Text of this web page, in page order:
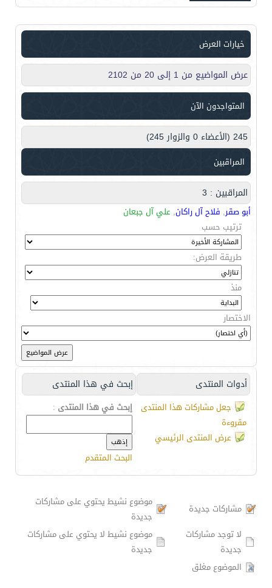
خيارات العرض
عرض المواضيع من 1 إلى 20 من 2102
المتواجدون الآن
245 (الأعضاء 0 والزوار 245)
المراقبين
المراقبين : 3
أبو صقر, فلاح آل راكان, علي آل جبعان
ترتيب حسب
طريقة العرض:
منذ
الاختصار
أدوات المنتدى إبحث في هذا المنتدى
جعل مشاركات هذا المنتدى
مقروءة
عرض المنتدى الرئيسي
إبحث في هذا المنتدى :
البحث المتقدم
مشاركات جديدة
موضوع نشيط يحتوي على مشاركات
جديدة
لا توجد مشاركات
جديدة
موضوع نشيط لا يحتوي على مشاركات
جديدة
الموضوع مغلق